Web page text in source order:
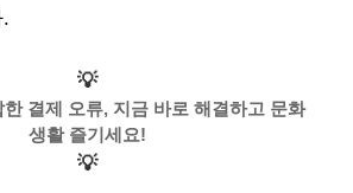
💡
결제 오류, 지금 바로 해결하고 문화
생활 즐기세요!
💡